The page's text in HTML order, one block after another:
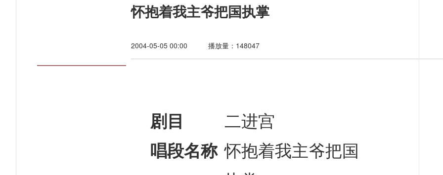
怀抱着我主爷把国执掌
2004-05-05 00:00 播放量：148047
剧目 二进宫
唱段名称 怀抱着我主爷把国